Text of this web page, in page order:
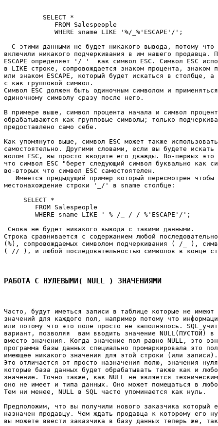
          SELECT *
             FROM Salespeople
             WHERE sname LIKE '%/_%'ESCAPE'/';
С этими данными не будет никакого вывода, потому
включили никакого подчеркивания в им нашего продавца.
ESCAPE определяет '/ '  как символ ESC. Символ ESC
в LIKE строке, сопровождается знаком процента, знаком
или знаком ESCAPE, который будет искаться в столбце,
с как групповой символ.
Символ ESC должен быть одиночным символом и
одиночному символу сразу после него.
В примере выше, символ процента начала и символ
обрабатываются как групповые символы; только
предоставлено само себе.
Как упомянуто выше, символ ESC может также
самостоятельно. Другими словами, если вы будете
волом ESC, вы просто вводите его дважды. Во-первых
что символ ESC "берет следующий символ буквально как
во-вторых что символ ESC самостоятелен.
Имеется предыдущий пример который пересмотрен
местонахождение строки '_/' в sname столбце:
     SELECT *
        FROM Salespeople
        WHERE sname LIKE ' % /_ / / %'ESCAPE'/';
Снова не будет никакого вывода с такими данными.
Строка сравнивается с содержанием любой
(%), сопровождаемых символом подчеркивания ( /_ ),
( // ), и любой последовательностью символов в конце
РАБОТА С НУЛЕВЫМИ( NULL ) ЗНАЧЕНИЯМИ
Часто, будут иметься записи в таблице которые не
значений для каждого пол, например потому что
или потому что это поле просто не заполнялось. SQL
вариант, позволяя  вам вводить значение NULL(ПУСТОЙ)
вместо значения. Когда значение пол равно NULL, это
программа базы данных специально промаркировала это
имеющее никакого значения для этой строки (или
Это отличается от просто назначения полю, значения
которые база данных будет обрабатывать также как и
значение. Точно также, как NULL не является
оно не имеет и типа данных. Оно может помещаться в
Тем ни менее, NULL в SQL часто упоминается как нуль.
Предположим, что вы получили нового заказчика
назначен продавцу. Чем ждать продавца к которому его
вы можете ввести заказчика в базу данных теперь же,